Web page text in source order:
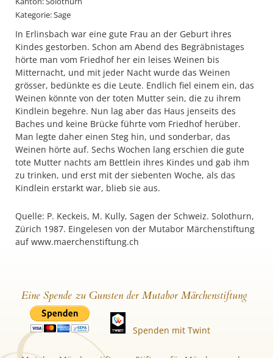
Kategorie: Sage
In Erlinsbach war eine gute Frau an der Geburt ihres
Kindes gestorben. Schon am Abend des Begräbnistages
hörte man vom Friedhof her ein leises Weinen bis
Mitternacht, und mit jeder Nacht wurde das Weinen
grösser, bedünkte es die Leute. Endlich fiel einem ein, das
Weinen könnte von der toten Mutter sein, die zu ihrem
Kindlein begehre. Nun lag aber das Haus jenseits des
Baches und keine Brücke führte vom Friedhof herüber.
Man legte daher einen Steg hin, und sonderbar, das
Weinen hörte auf. Sechs Wochen lang erschien die gute
tote Mutter nachts am Bettlein ihres Kindes und gab ihm
zu trinken, und erst mit der siebenten Woche, als das
Kindlein erstarkt war, blieb sie aus.
Quelle: P. Keckeis, M. Kully, Sagen der Schweiz. Solothurn,
Zürich 1987. Eingelesen von der Mutabor Märchenstiftung
auf www.maerchenstiftung.ch
Eine Spende zu Gunsten der Mutabor Märchenstiftung
Spenden mit Twint